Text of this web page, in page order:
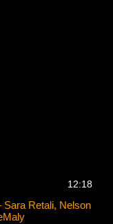
12:18
Retali, Nelson